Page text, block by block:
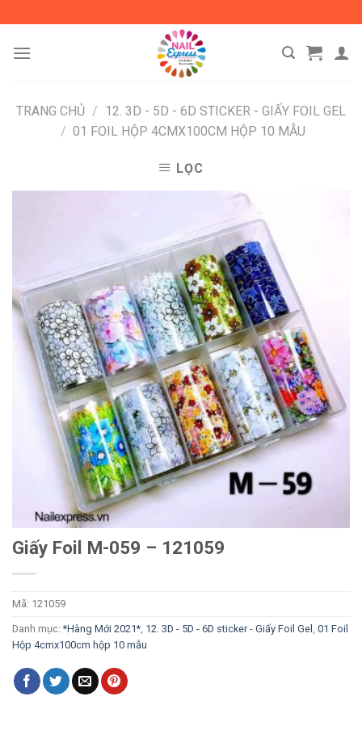
content
TRANG CHỦ / 12. 3D - 5D - 6D STICKER - GIẤY FOIL GEL
/ 01 FOIL HỘP 4CMX100CM HỘP 10 MẪU
LỌC
Giấy Foil M-059 – 121059
Mã: 121059
Danh mục:*Hàng Mới 2021*, 12. 3D - 5D - 6D sticker - Giấy Foil Gel , 01 Foil
Hộp 4cmx100cm hộp 10 mẫu